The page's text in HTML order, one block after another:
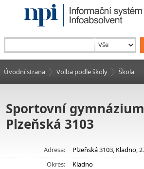
Úvodní strana Volba podle školy Škola
Sportovní
Plzeňská 3103
Adresa:
Plzeňská 3103, Kladno,
Okres:
Kladno